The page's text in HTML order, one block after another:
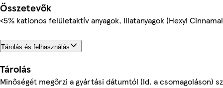
Összetevők
<5% kationos felületaktív anyagok, Illatanyagok (Hexyl
Tárolás és felhasználás
Tárolás
Minőségét megőrzi a gyártási dátumtól (ld. a csomagoláson)